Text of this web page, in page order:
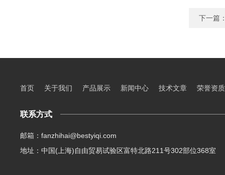
下一篇
首页 关于我们 产品展示 新闻中心 技术文章 荣誉资质
联系方式
邮箱：fanzhihai@bestyiqi.com
地址：中国(上海)自由贸易试验区富特北路211号302部位368室